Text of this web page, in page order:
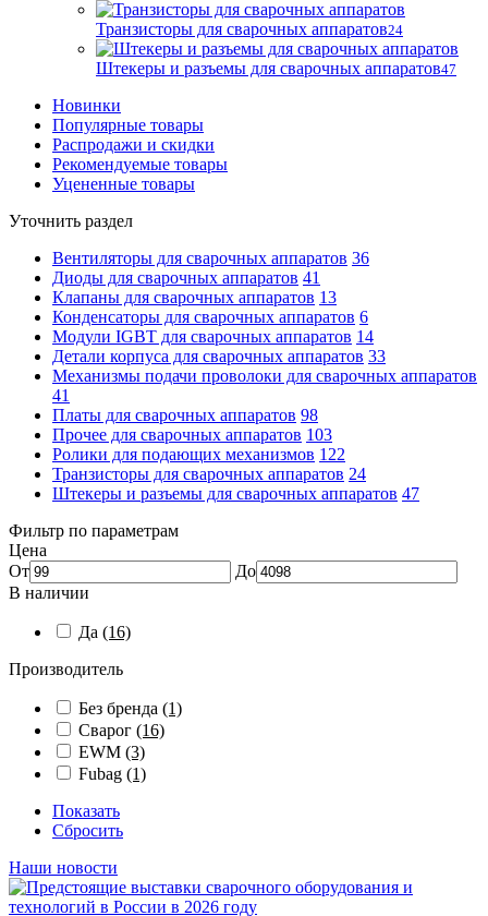
Транзисторы для сварочных аппаратов24
Штекеры и разъемы для сварочных аппаратов47
Новинки
Популярные товары
Распродажи и скидки
Рекомендуемые товары
Уцененные товары
Уточнить раздел
Вентиляторы для сварочных аппаратов 36
Диоды для сварочных аппаратов 41
Клапаны для сварочных аппаратов 13
Конденсаторы для сварочных аппаратов 6
Модули IGBT для сварочных аппаратов 14
Детали корпуса для сварочных аппаратов 33
Механизмы подачи проволоки для сварочных аппаратов
41
Платы для сварочных аппаратов 98
Прочее для сварочных аппаратов 103
Ролики для подающих механизмов 122
Транзисторы для сварочных аппаратов 24
Штекеры и разъемы для сварочных аппаратов 47
Фильтр по параметрам
Цена
От
До
В наличии
Да (16)
Производитель
Без бренда (1)
Сварог (16)
EWM (3)
Fubag (1)
Показать
Сбросить
Наши новости